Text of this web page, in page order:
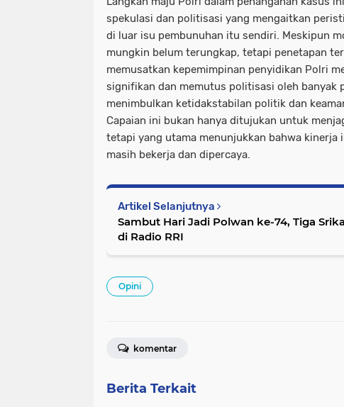
spekulasi dan politisasi yang mengaitkan
di luar isu pembunuhan itu sendiri. Meskipun
mungkin belum terungkap, tetapi penetapan
memusatkan kepemimpinan penyidikan Polri
signifikan dan memutus politisasi oleh banyak
menimbulkan ketidakstabilan politik dan
Capaian ini bukan hanya ditujukan untuk
tetapi yang utama menunjukkan bahwa kinerja
masih bekerja dan dipercaya.
Artikel Selanjutnya
Sambut Hari Jadi Polwan ke-74, Tiga
di Radio RRI
Opini
komentar
Berita Terkait